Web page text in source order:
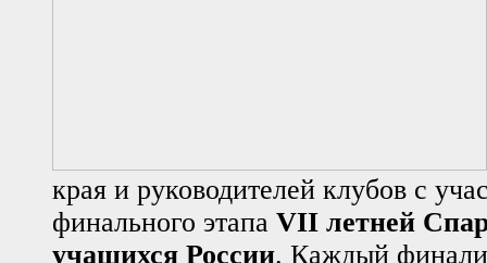
края и руководителей клубов с
финального этапа VII летней
учащихся России. Каждый